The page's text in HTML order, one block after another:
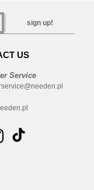
sign up!
US
Service